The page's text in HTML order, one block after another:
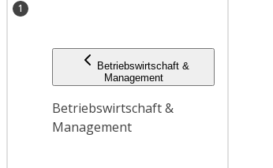
1
Betriebswirtschaft &
Management
Betriebswirtschaft &
Management